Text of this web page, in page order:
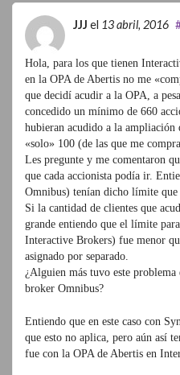
JJJ el 13 abril, 2016
Hola, para los que tienen
en la OPA de Abertis no me
que decidí acudir a la OPA, a
concedido un mínimo de 660
hubieran acudido a la
«solo» 100 (de las que me
Les pregunte y me comentaron
que cada accionista podía ir.
Omnibus) tenían dicho límite que
Si la cantidad de clientes que
grande entiendo que el límite
Interactive Brokers) fue menor
asignado por separado.
¿Alguien más tuvo este
broker Omnibus?
Entiendo que en este caso con
que esto no aplica, pero aún así
fue con la OPA de Abertis en